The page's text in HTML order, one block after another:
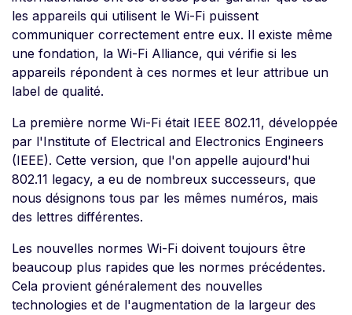
les appareils qui utilisent le Wi-Fi puissent
communiquer correctement entre eux. Il existe même
une fondation, la Wi-Fi Alliance, qui vérifie si les
appareils répondent à ces normes et leur attribue un
label de qualité.
La première norme Wi-Fi était IEEE 802.11, développée
par l'Institute of Electrical and Electronics Engineers
(IEEE). Cette version, que l'on appelle aujourd'hui
802.11 legacy, a eu de nombreux successeurs, que
nous désignons tous par les mêmes numéros, mais
des lettres différentes.
Les nouvelles normes Wi-Fi doivent toujours être
beaucoup plus rapides que les normes précédentes.
Cela provient généralement des nouvelles
technologies et de l'augmentation de la largeur des